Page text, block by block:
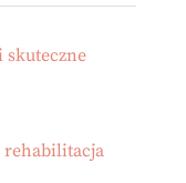
skuteczne
rehabilitacja